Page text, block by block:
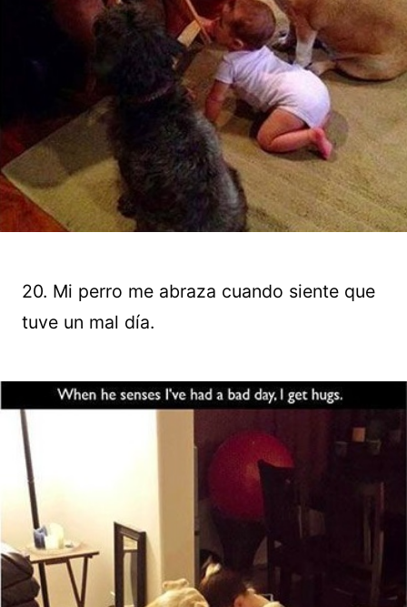
20. Mi perro me abraza cuando siente que
tuve un mal día.